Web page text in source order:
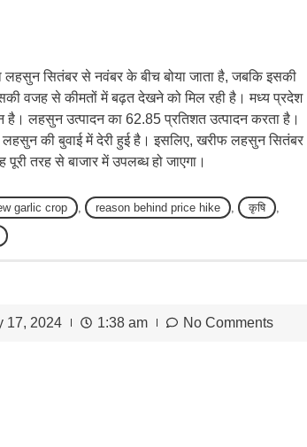
सितंबर से नवंबर के बीच बोया जाता है, जबकि इसकी
वजह से कीमतों में बढ़त देखने को मिल रही है। मध्य प्रदेश
लहसुन उत्पादन का 62.85 प्रतिशत उत्पादन करता है।
की बुवाई में देरी हुई है। इसलिए, खरीफ लहसुन सितंबर
तरह से बाजार में उपलब्ध हो जाएगा।
garlic crop reason behind price hike कृषि
17, 2024 1:38 am No Comments